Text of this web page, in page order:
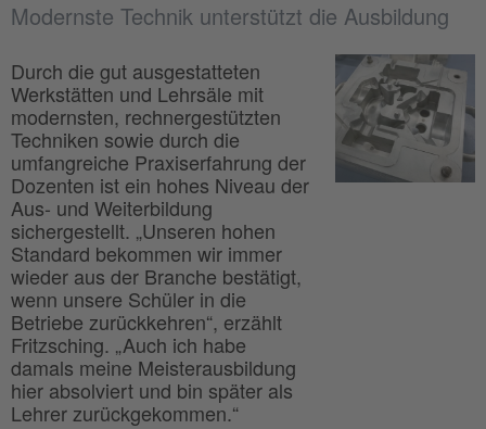
Modernste Technik unterstützt die Ausbildung
Durch die gut ausgestatteten
Werkstätten und Lehrsäle mit
modernsten, rechnergestützten
Techniken sowie durch die
umfangreiche Praxiserfahrung der
Dozenten ist ein hohes Niveau der
Aus- und Weiterbildung
sichergestellt. „Unseren hohen
Standard bekommen wir immer
wieder aus der Branche bestätigt,
wenn unsere Schüler in die
Betriebe zurückkehren“, erzählt
Fritzsching. „Auch ich habe
damals meine Meisterausbildung
hier absolviert und bin später als
Lehrer zurückgekommen.“